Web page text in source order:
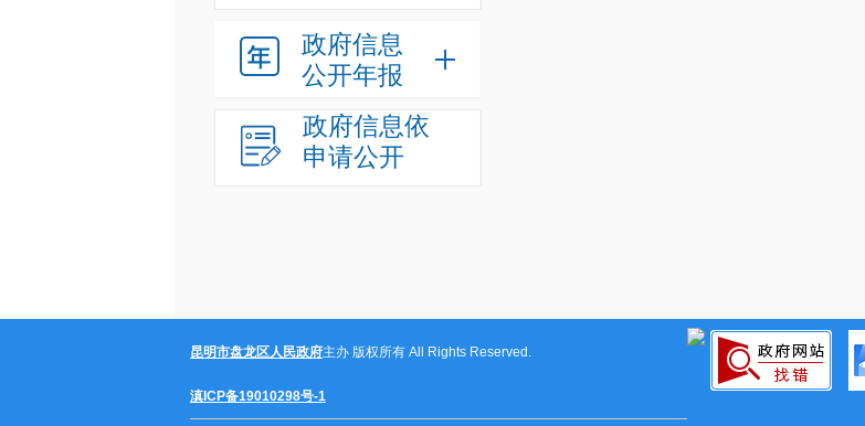
政府信息
公开年报
政府信息依
申请公开
昆明市盘龙区人民政府主办 版权所有 All Rights Reserved.
滇ICP备19010298号-1